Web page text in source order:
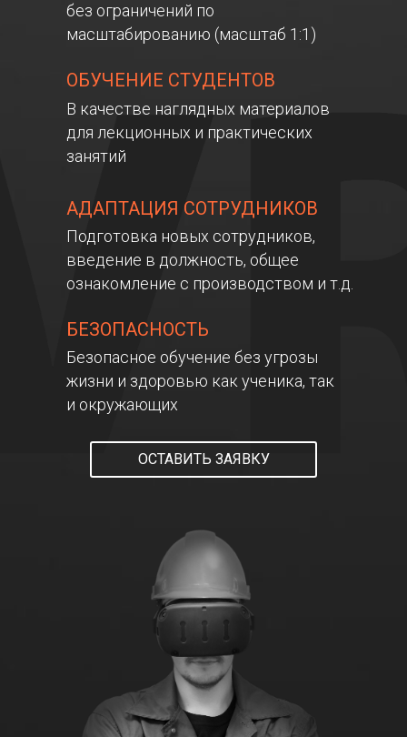
В качестве наглядных материалов
для лекционных и практических
занятий
ОБУЧЕНИЕ СТУДЕНТОВ
Безопасное обучение без угрозы
жизни и здоровью как ученика, так
и окружающих
БЕЗОПАСНОСТЬ
без ограничений по
масштабированию (масштаб 1:1)
Подготовка новых сотрудников,
введение в должность, общее
ознакомление с производством и т.д.
АДАПТАЦИЯ СОТРУДНИКОВ
ОСТАВИТЬ ЗАЯВКУ